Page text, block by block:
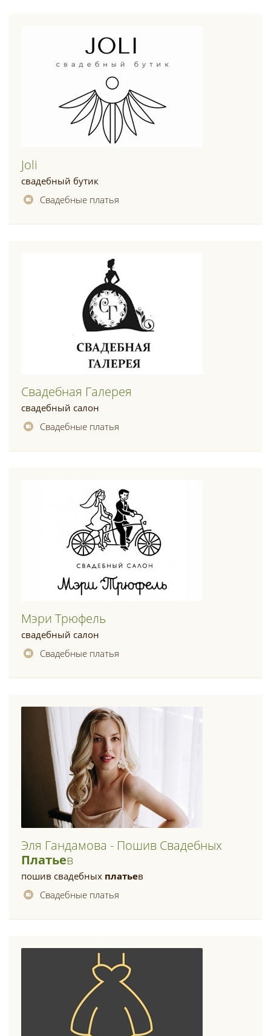
Joli
свадебный бутик
Свадебные платья
Свадебная Галерея
свадебный салон
Свадебные платья
Мэри Трюфель
свадебный салон
Свадебные платья
Эля Гандамова - Пошив Свадебных
ПлатьеВ
пошив свадебных платьев
Свадебные платья